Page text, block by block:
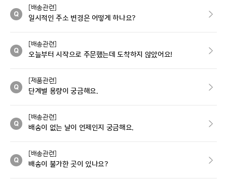
[배송관련]
일시적인 주소 변경은 어떻게 하나요?
[배송관련]
오늘부터 시작으로 주문했는데 도착하지 않았어요!
[제품관련]
단계별 용량이 궁금해요.
[배송관련]
배송이 없는 날이 언제인지 궁금해요.
[배송관련]
배송이 불가한 곳이 있나요?